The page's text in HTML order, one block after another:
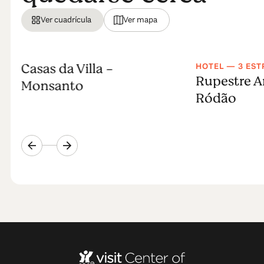
Ver cuadrícula Ver mapa
Casas da Villa -
Monsanto
HOTEL — 3
Rupestre
Ródão